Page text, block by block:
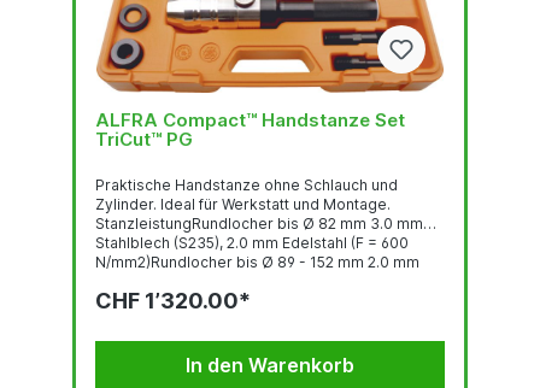
ALFRA Compact™ Handstanze Set
TriCut™ PG
Praktische Handstanze ohne Schlauch und
Zylinder. Ideal für Werkstatt und Montage.
StanzleistungRundlocher bis Ø 82 mm 3.0 mm
Stahlblech (S235), 2.0 mm Edelstahl (F = 600
N/mm2)Rundlocher bis Ø 89 - 152 mm 2.0 mm
N/mm2)Quadratlocher bis 68 x 68 mm 3.0 mm
N/mm2)Quadratlocher bis 92 x 92 2.0 mm
Stahlblech (S235), 1.5 mm Edelstahl (F = 600
N/mm2)Stanzkraft: 75 kNBetriebsdruck...
CHF 1’320.00*
In den Warenkorb